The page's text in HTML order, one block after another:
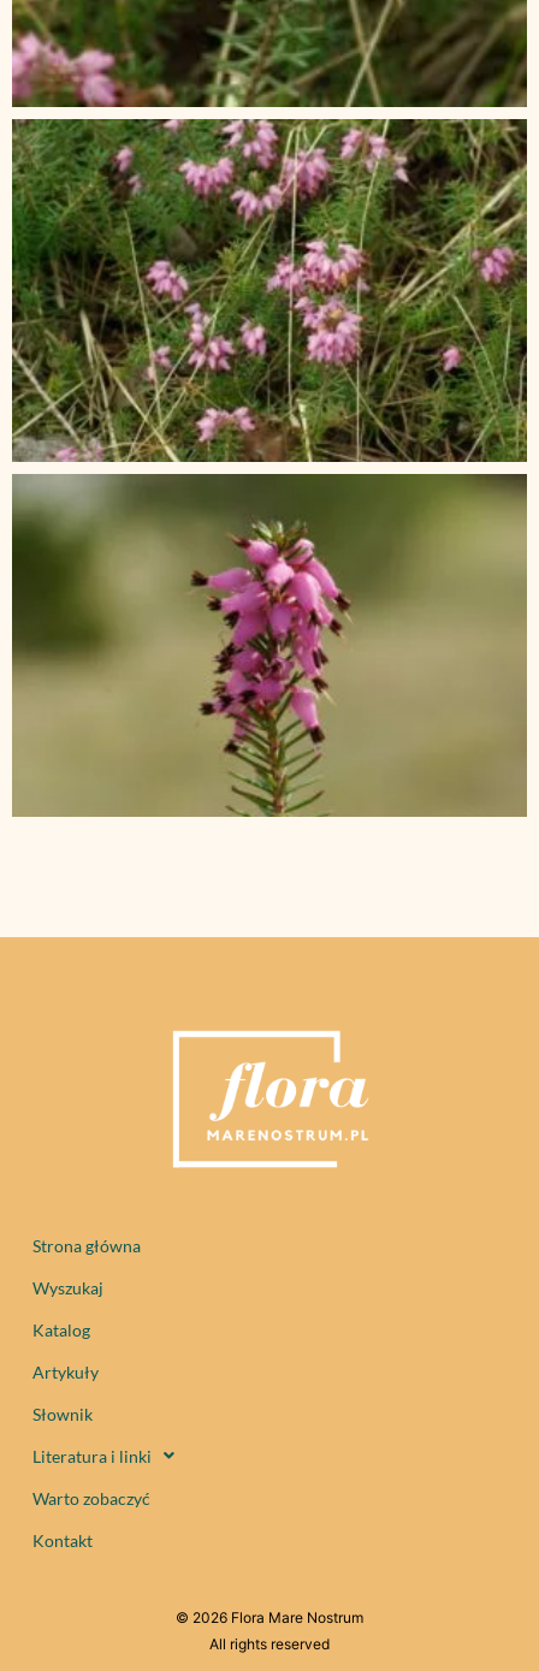
Strona główna
Wyszukaj
Katalog
Artykuły
Słownik
Literatura i linki
Warto zobaczyć
Kontakt
© 2026 Flora Mare Nostrum
All rights reserved